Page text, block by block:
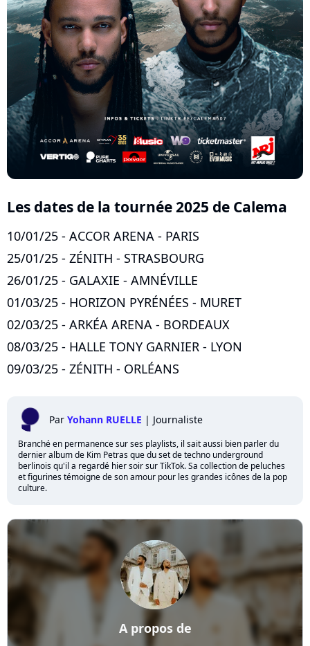
Les dates de la tournée 2025 de Calema
10/01/25 - ACCOR ARENA - PARIS
25/01/25 - ZÉNITH - STRASBOURG
26/01/25 - GALAXIE - AMNÉVILLE
01/03/25 - HORIZON PYRÉNÉES - MURET
02/03/25 - ARKÉA ARENA - BORDEAUX
08/03/25 - HALLE TONY GARNIER - LYON
09/03/25 - ZÉNITH - ORLÉANS
Par Yohann RUELLE | Journaliste
Branché en permanence sur ses playlists, il sait aussi bien parler du
dernier album de Kim Petras que du set de techno underground
berlinois qu'il a regardé hier soir sur TikTok. Sa collection de peluches
et figurines témoigne de son amour pour les grandes icônes de la pop
culture.
A propos de